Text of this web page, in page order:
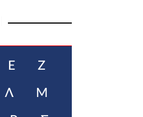
Ε Ζ
Λ Μ